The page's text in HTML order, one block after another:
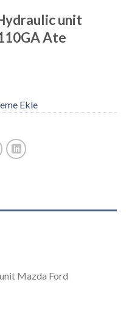
unit
Ate
Ekle
Mazda Ford